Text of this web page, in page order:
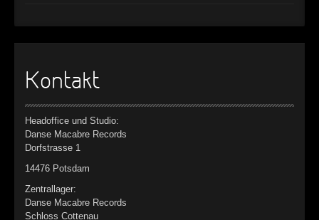
Kontakt
Headoffice und Studio:
Danse Macabre Records
Dorfstrasse 1
14476 Potsdam
Zentrallager:
Danse Macabre Records
Schloss Cottenau